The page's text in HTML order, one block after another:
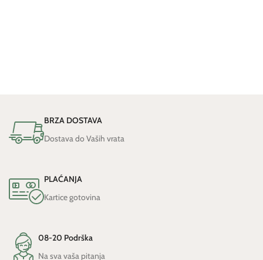
BRZA DOSTAVA
Dostava do Vaših vrata
PLAĆANJA
Kartice gotovina
08-20 Podrška
Na sva vaša pitanja